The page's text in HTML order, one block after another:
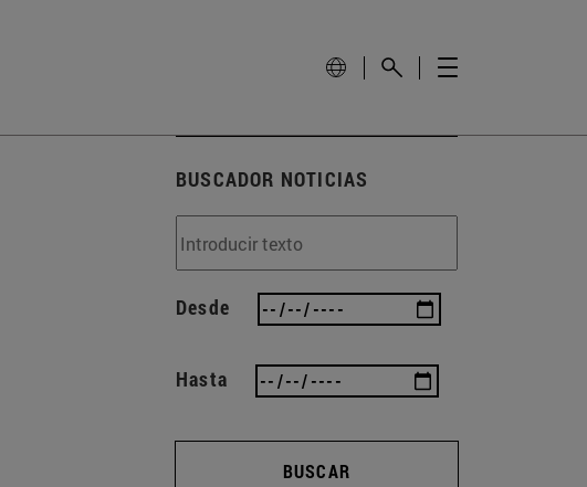
BUSCADOR NOTICIAS
Desde
Hasta
BUSCAR